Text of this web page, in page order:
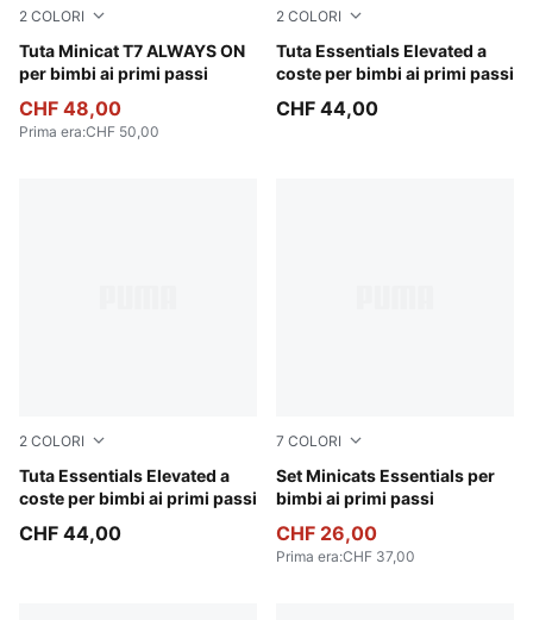
2 COLORI
Tuta Minicat T7 ALWAYS ON
per bimbi ai primi passi
For All Time Red
CHF 48,00
Prima era:CHF 50,00
2 COLORI
Tuta Essentials Elevated a
coste per bimbi ai primi passi
Alpine Snow
CHF 44,00
2 COLORI
Tuta Essentials Elevated a
coste per bimbi ai primi passi
Pink Opal
CHF 44,00
7 COLORI
Set Minicats Essentials per
bimbi ai primi passi
Light Gray Heather
CHF 26,00
Prima era:CHF 37,00